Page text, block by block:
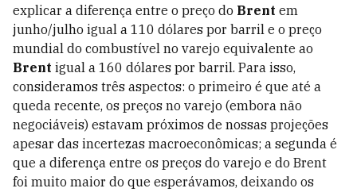
explicar a diferença entre o preço do Brent em
junho/julho igual a 110 dólares por barril e o preço
mundial do combustível no varejo equivalente ao
Brent igual a 160 dólares por barril. Para isso,
consideramos três aspectos: o primeiro é que até a
queda recente, os preços no varejo (embora não
negociáveis) estavam próximos de nossas projeções
apesar das incertezas macroeconômicas; a segunda é
que a diferença entre os preços do varejo e do Brent
foi muito maior do que esperávamos, deixando os